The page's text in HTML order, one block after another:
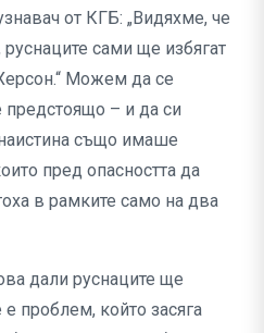
от КГБ: „Видяхме, че
сами ще избягат
Можем да се
предстоящо – и да си
също имаше
пред опасността да
в рамките само на два
дали руснаците ще
проблем, който засяга